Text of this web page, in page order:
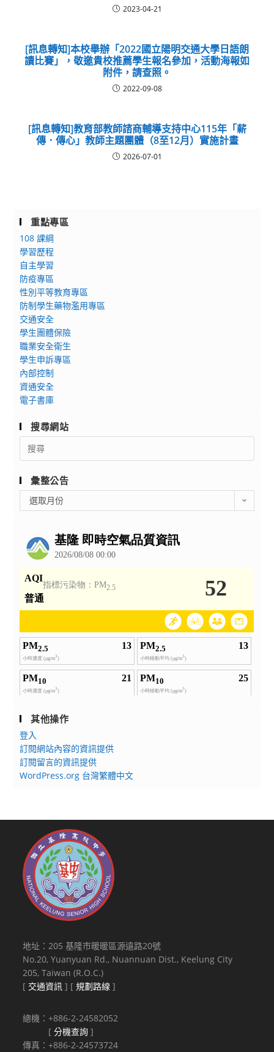
2023-04-21
[訊息轉知]本校舉辦「2022國立陽明交通大學日語朗
讀比賽」，敬邀貴校推薦學生報名參加，活動海報如
附件，請查照。
2022-09-08
[訊息轉知]教育部教師諮商輔導支持中心115年「薪
傳．傳心」教師主題團體（8至12月）實施計畫
2026-07-01
重點專區
108 課綱
學習歷程
自主學習
防疫專區
性別平等教育專區
防制學生藥物濫用專區
交通安全
學生團體保險
職業安全衛生
學生申訴專區
內部控制
資通安全
電子書庫
搜尋網站
Search
for:
彙整公告
整
選取月份
其他操作
登入
訂閱網站內容的資訊提供
訂閱留言的資訊提供
WordPress.org 台灣繁體中文
地址：205 基隆市暖暖區源遠路20號
No.20, Yuanyuan Rd., Nuannuan Dist., Keelung City
205, Taiwan (R.O.C.)
[ 交通資訊 ] [規劃路線 ]
總機：+886-2-24582052
[分機查詢 ]
傳真：+886-2-24573724